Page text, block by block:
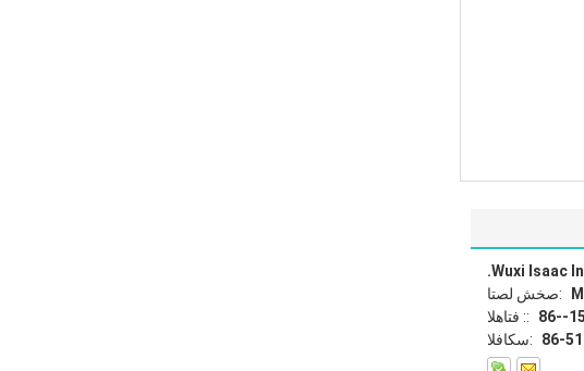
Wuxi Isaac
اتصل شخص:
الهاتف ::
86--
الفاكس:
86-